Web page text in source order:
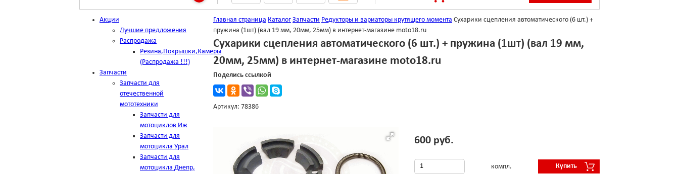
Акции
Лучшие предложения
Распродажа
Резина,Покрышки,Камеры
(Распродажа !!!)
Запчасти
Запчасти для
отечественной
мототехники
Запчасти для
мотоциклов Иж
Запчасти для
мотоцикла Урал
Запчасти для
мотоцикла Днепр,
Главная страница Каталог Запчасти Редукторы и вариаторы крутящего момента Сухарики сцепления автоматического (6 шт.) +
пружина (1шт) (вал 19 мм, 20мм, 25мм) в интернет-магазине moto18.ru
Сухарики сцепления автоматического (6 шт.) + пружина (1шт) (вал 19 мм,
20мм, 25мм) в интернет-магазине moto18.ru
Поделись ссылкой
Артикул: 78386
600 руб.
компл. Купить